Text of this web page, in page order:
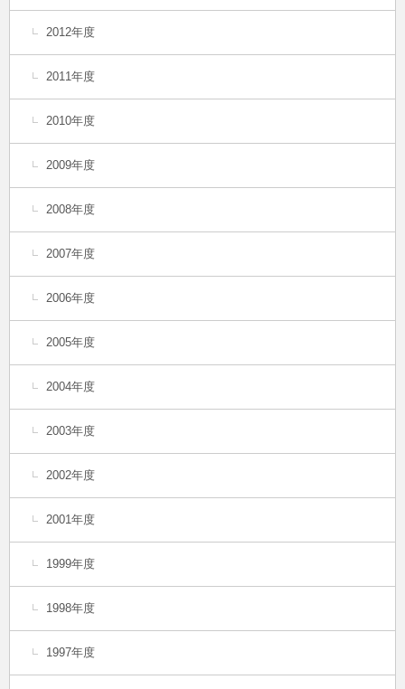
2012年度
2011年度
2010年度
2009年度
2008年度
2007年度
2006年度
2005年度
2004年度
2003年度
2002年度
2001年度
1999年度
1998年度
1997年度